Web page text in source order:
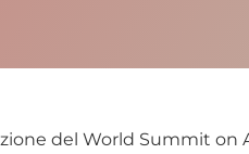
del World Summit on